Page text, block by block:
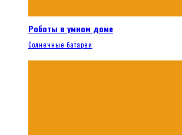
Роботы в умном доме
Солнечные батареи